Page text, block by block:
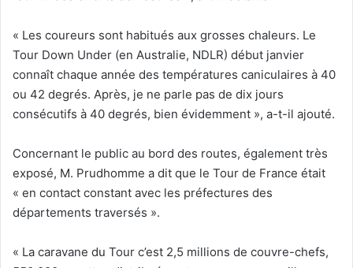
« Les coureurs sont habitués aux grosses chaleurs. Le
Tour Down Under (en Australie, NDLR) début janvier
connaît chaque année des températures caniculaires à 40
ou 42 degrés. Après, je ne parle pas de dix jours
consécutifs à 40 degrés, bien évidemment », a-t-il ajouté.
Concernant le public au bord des routes, également très
exposé, M. Prudhomme a dit que le Tour de France était
« en contact constant avec les préfectures des
départements traversés ».
« La caravane du Tour c’est 2,5 millions de couvre-chefs,